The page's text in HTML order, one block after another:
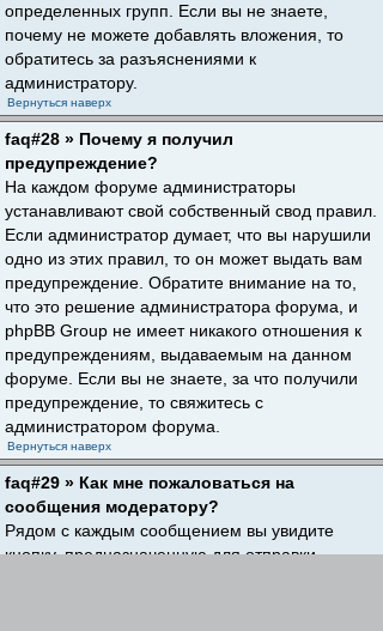
определенных групп. Если вы не знаете,
почему не можете добавлять вложения, то
обратитесь за разъяснениями к
администратору.
Вернуться наверх
faq#28 » Почему я получил
предупреждение?
На каждом форуме администраторы
устанавливают свой собственный свод правил.
Если администратор думает, что вы нарушили
одно из этих правил, то он может выдать вам
предупреждение. Обратите внимание на то,
что это решение администратора форума, и
phpBB Group не имеет никакого отношения к
предупреждениям, выдаваемым на данном
форуме. Если вы не знаете, за что получили
предупреждение, то свяжитесь с
администратором форума.
Вернуться наверх
faq#29 » Как мне пожаловаться на
сообщения модератору?
Рядом с каждым сообщением вы увидите
кнопку, предназначенную для отправки